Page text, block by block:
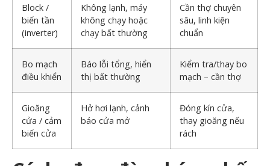
Block /
biến tần
(inverter)
Không lạnh, máy
không chạy hoặc
chạy bất thường
Cần thợ chuyên
sâu, linh kiện
chuẩn
Bo mạch
điều khiển
Báo lỗi tổng, hiển
thị bất thường
Kiểm tra/thay bo
mạch – cần thợ
Gioăng
cửa / cảm
biến cửa
Hở hơi lạnh, cảnh
báo cửa mở
Đóng kín cửa,
thay gioăng nếu
rách